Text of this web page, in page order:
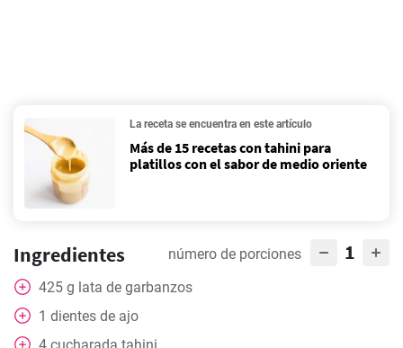
La receta se encuentra en este artículo
Más de 15 recetas con tahini para
platillos con el sabor de medio oriente
Ingredientes número de porciones 1
425 g lata de garbanzos
1 dientes de ajo